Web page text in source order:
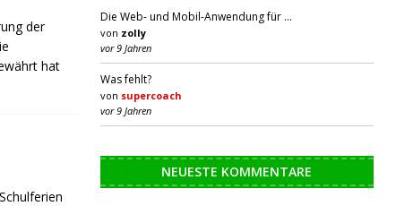
der
hat
Die Web- und Mobil-Anwendung für …
von zolly
vor 9 Jahren
Was fehlt?
von supercoach
vor 9 Jahren
NEUESTE KOMMENTARE